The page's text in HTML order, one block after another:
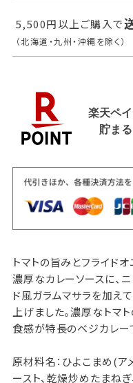
5,500円以上ご購入で
（北海道・九州・沖縄を除く）
トマトの旨みとフライド
濃厚なカレーソースに、
ド風ガラムマサラを加え
上げました。濃厚なトマ
食感が特長のベジカレー
原材料名：ひよこまめ(ア
ースト、乾燥炒めたまね